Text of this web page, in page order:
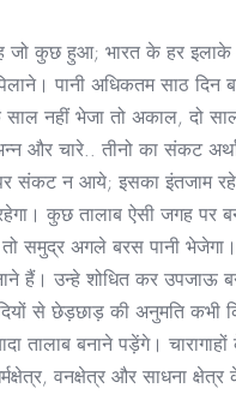
कुछ हुआ; भारत के हर इलाके में
पानी अधिकतम साठ
नहीं भेजा तो अकाल, दो
और चारे.. तीनो का संकट
संकट न आये; इसका इंतजाम रहे;
कुछ तालाब ऐसी जगह पर
तो समुद्र अगले बरस पानी
हैं। उन्हे शोधित कर उपजाऊ
से छेड़छाड़ की अनुमति कभी
तालाब बनाने पड़ेंगे।
वनक्षेत्र और साधना